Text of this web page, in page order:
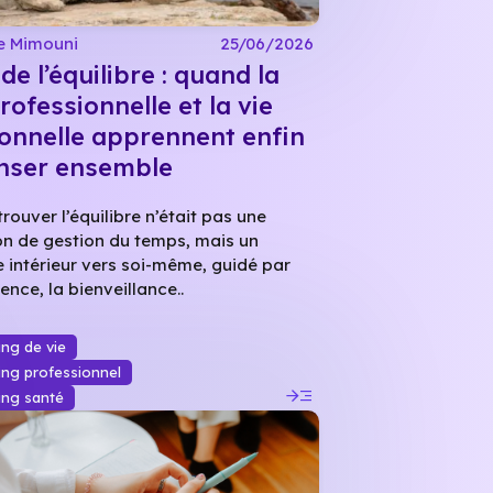
Mimouni 25/06/2026
de l’équilibre : quand la
et la vie
apprennent enfin
ensemble
l’équilibre n’était pas une
de gestion du temps, mais un
intérieur vers soi-même, guidé par
la bienveillance..
de vie
professionnel
santé
read_more